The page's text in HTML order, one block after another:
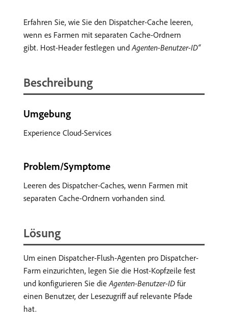
Erfahren Sie, wie Sie den Dispatcher-Cache leeren,
wenn es Farmen mit separaten Cache-Ordnern
gibt. Host-Header festlegen undAgenten-Benutzer-ID“
Beschreibung
Umgebung
Experience Cloud-Services
Problem/Symptome
Leeren des Dispatcher-Caches, wenn Farmen mit
separaten Cache-Ordnern vorhanden sind.
Lösung
Um einen Dispatcher-Flush-Agenten pro Dispatcher-
Farm einzurichten, legen Sie die Host-Kopfzeile fest
und konfigurieren Sie dieAgenten-Benutzer-ID für
einen Benutzer, der Lesezugriff auf relevante Pfade
hat.